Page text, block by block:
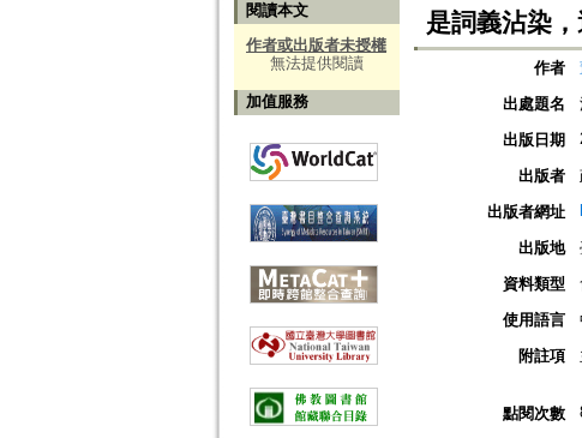
閱讀本文
作者或出版者未授權
無法提供閱讀
加值服務
是詞義沾染
作者
出處題名
出版日期
出版者
出版者網址
出版地
資料類型
使用語言
附註項
點閱次數